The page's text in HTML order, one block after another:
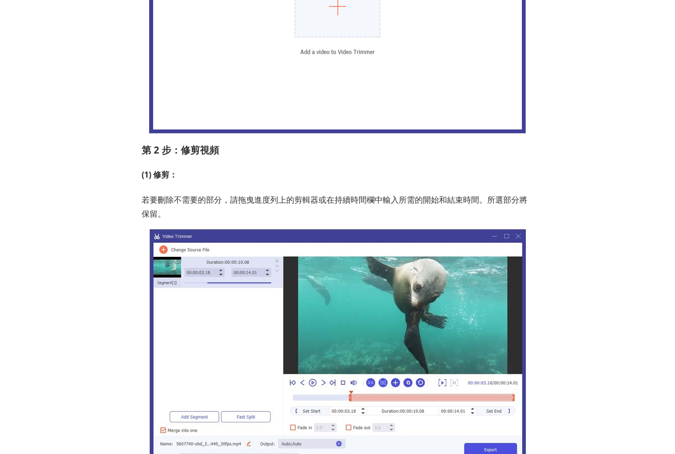
第 2 步：修剪視頻
(1) 修剪：
若要刪除不需要的部分，請拖曳進度列上的剪輯器或在持續時間欄中輸入所需的開始和結束時間。所選部分將
保留。